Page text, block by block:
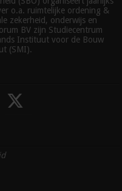
o.a. ruimtelijke ordening &
zekerheid, onderwijs en
BV zijn Studiecentrum
Instituut voor de Bouw
(SMI).